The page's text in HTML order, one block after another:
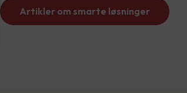
Artikler om smarte løsninger